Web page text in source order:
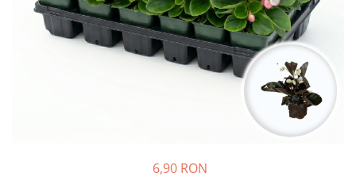
Bulbi de Echinacea
Bulbi de Frezie
Păr - Pyrus communis
Smochini - Ficus carica
6,90 RON